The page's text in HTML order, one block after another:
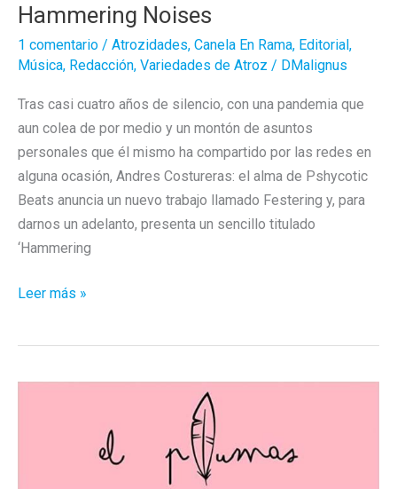
Hammering Noises
1 comentario / Atrozidades, Canela En Rama, Editorial,
Música, Redacción, Variedades de Atroz / DMalignus
Tras casi cuatro años de silencio, con una pandemia que
aun colea de por medio y un montón de asuntos
personales que él mismo ha compartido por las redes en
alguna ocasión, Andres Costureras: el alma de Pshycotic
Beats anuncia un nuevo trabajo llamado Festering y, para
darnos un adelanto, presenta un sencillo titulado
‘Hammering
Pshycotic
Leer más »